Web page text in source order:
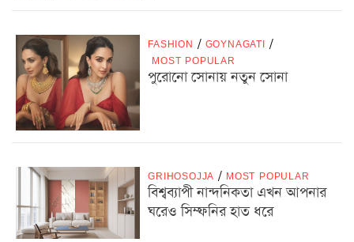
FASHION / GOYNAGATI /
MOST POPULAR
পুরোনো সোনায় নতুন সোনা
GRIHOSOJJA / MOST POPULAR
বিশ্বব্যাপী নান্দনিকতা এখন আপনার
ঘরেও সিম্ফনির হাত ধরে